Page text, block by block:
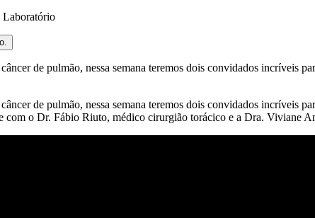
Laboratório
de pulmão, nessa semana teremos dois convidados incríveis
de pulmão, nessa semana teremos dois convidados incríveis
o Dr. Fábio Riuto, médico cirurgião torácico e a Dra. Viviane